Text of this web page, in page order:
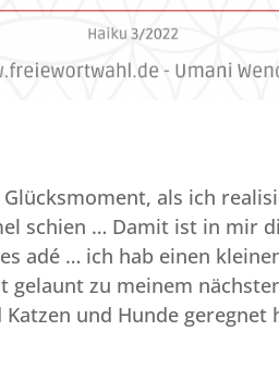
als ich
schien … Damit ist in mir
adé … ich hab einen
gelaunt zu meinem
und Hunde